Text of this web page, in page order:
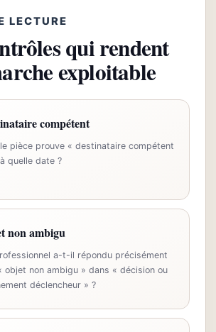
LECTURE
qui rendent
exploitable
compétent
pièce prouve « destinataire compétent
quelle date ?
non ambigu
a-t-il répondu précisément
objet non ambigu » dans « décision ou
déclencheur » ?